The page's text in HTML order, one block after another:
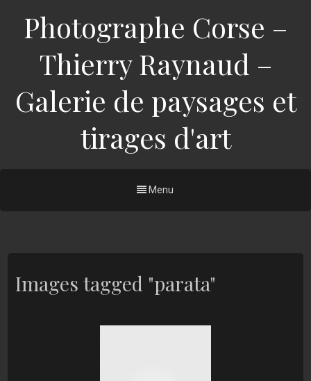
Photographe Corse –
Thierry Raynaud –
Galerie de paysages et
tirages d'art
Menu
Images tagged "parata"